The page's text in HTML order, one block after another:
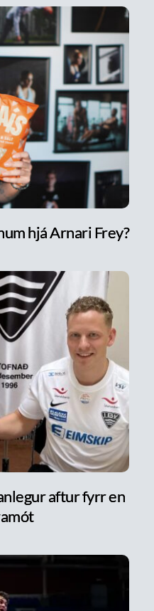
hjá Arnari Frey?
aftur fyrr en